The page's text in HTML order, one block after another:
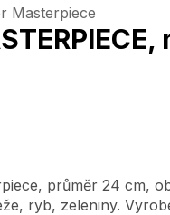
Masterpiece
průměr 24 cm,
ryb, zeleniny.